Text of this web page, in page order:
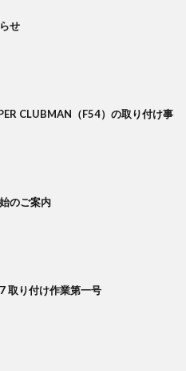
せ
CLUBMAN（F54）の取り付け事
のご案内
り付け作業第一号